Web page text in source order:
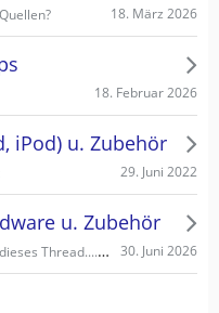
18. März 2026
18. Februar 2026
iPod) u. Zubehör
29. Juni 2022
u. Zubehör
Osmand Typefile Änderungen bezüglich dieses Thread....., mögliche Fehlerquelle warum es nicht gehen kann... 30. Juni 2026